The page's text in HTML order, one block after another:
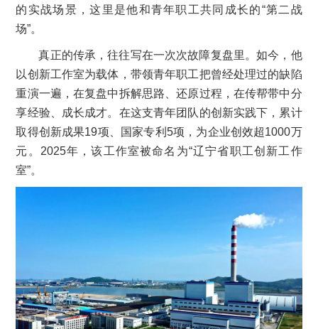
的实战场景，这里是他和青年职工共同成长的“第二战
场”。
真正的传承，往往写在一次次故障复盘里。如今，他
以创新工作室为载体，带领青年职工把曾经处理过的缺陷
重演一遍，在复盘中拆解思路、还原过程，在传帮带中分
享经验、成长成才。在这支青年团队的创新实践下，累计
取得创新成果19项、国家专利5项，为企业创效超1000万
元。2025年，该工作室被命名为“辽宁省职工创新工作
室”。